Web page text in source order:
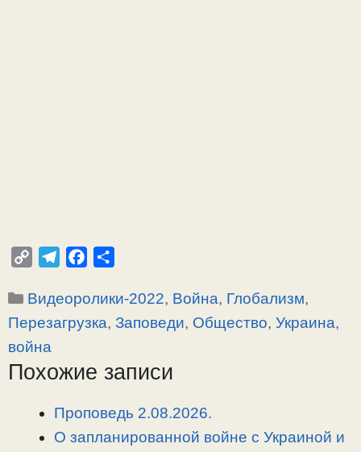
p
y
n
l
e
a
c
e
o
п
р
и
ь
Рубрики
Видеоролики-2022, Война, Глобализм,
Перезагрузка, Заповеди, Общество, Украина,
война
Похожие записи
Проповедь 2.08.2026.
О запланированной войне с Украиной и